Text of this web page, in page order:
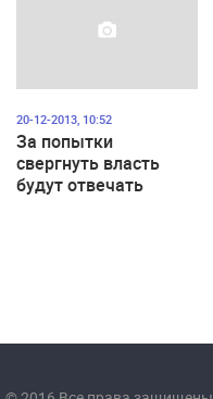
20-12-2013, 10:52
За попытки
свергнуть власть
будут отвечать